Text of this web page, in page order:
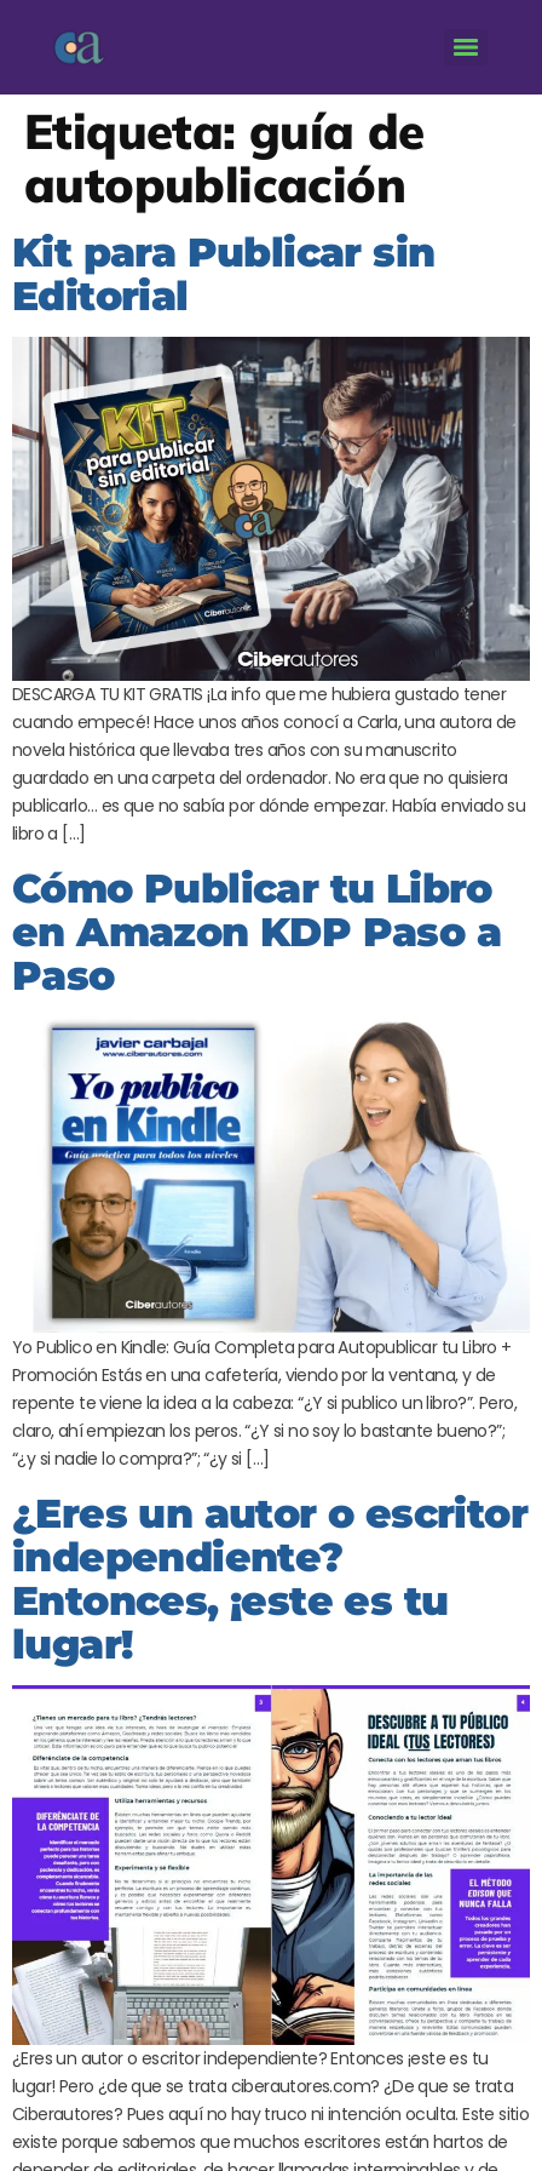
Etiqueta: guía de
autopublicación
Kit para Publicar sin
Editorial
DESCARGA TU KIT GRATIS ¡La info que me hubiera gustado tener
cuando empecé! Hace unos años conocí a Carla, una autora de
novela histórica que llevaba tres años con su manuscrito
guardado en una carpeta del ordenador. No era que no quisiera
publicarlo… es que no sabía por dónde empezar. Había enviado su
libro a […]
Cómo Publicar tu Libro
en Amazon KDP Paso a
Paso
Yo Publico en Kindle: Guía Completa para Autopublicar tu Libro +
Promoción Estás en una cafetería, viendo por la ventana, y de
repente te viene la idea a la cabeza: “¿Y si publico un libro?”. Pero,
claro, ahí empiezan los peros. “¿Y si no soy lo bastante bueno?”;
“¿y si nadie lo compra?”; “¿y si […]
¿Eres un autor o escritor
independiente?
Entonces, ¡este es tu
lugar!
¿Eres un autor o escritor independiente? Entonces ¡este es tu
lugar! Pero ¿de que se trata ciberautores.com? ¿De que se trata
Ciberautores? Pues aquí no hay truco ni intención oculta. Este sitio
existe porque sabemos que muchos escritores están hartos de